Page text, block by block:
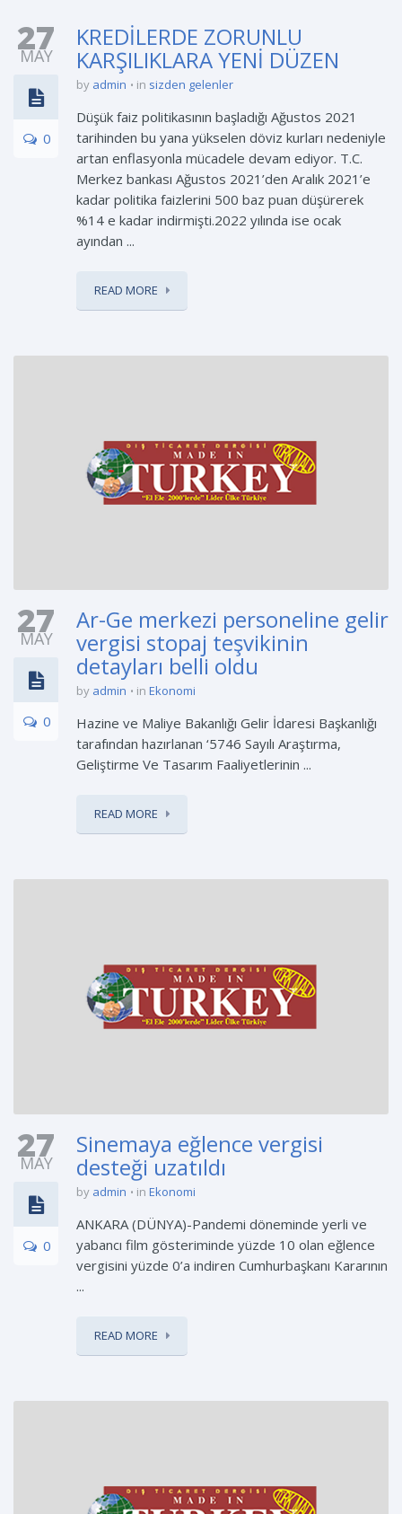
27
MAY
0
KREDİLERDE ZORUNLU
KARŞILIKLARA YENİ DÜZEN
by admin in sizden gelenler
Düşük faiz politikasının başladığı Ağustos 2021
tarihinden bu yana yükselen döviz kurları nedeniyle
artan enflasyonla mücadele devam ediyor. T.C.
Merkez bankası Ağustos 2021’den Aralık 2021’e
kadar politika faizlerini 500 baz puan düşürerek
%14 e kadar indirmişti.2022 yılında ise ocak
ayından ...
READ MORE
27
MAY
0
Ar-Ge merkezi personeline gelir
vergisi stopaj teşvikinin
detayları belli oldu
by admin in Ekonomi
Hazine ve Maliye Bakanlığı Gelir İdaresi Başkanlığı
tarafından hazırlanan ‘5746 Sayılı Araştırma,
Geliştirme Ve Tasarım Faaliyetlerinin ...
READ MORE
27
MAY
0
Sinemaya eğlence vergisi
desteği uzatıldı
by admin in Ekonomi
ANKARA (DÜNYA)-Pandemi döneminde yerli ve
yabancı film gösteriminde yüzde 10 olan eğlence
vergisini yüzde 0’a indiren Cumhurbaşkanı Kararının
...
READ MORE